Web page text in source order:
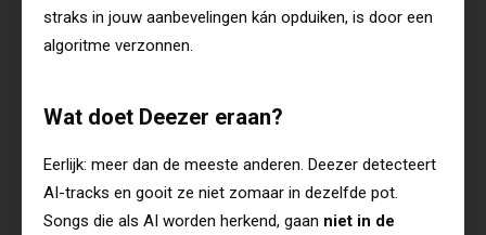
straks in jouw aanbevelingen kán opduiken, is door een
algoritme verzonnen.
Wat doet Deezer eraan?
Eerlijk: meer dan de meeste anderen. Deezer detecteert
AI-tracks en gooit ze niet zomaar in dezelfde pot.
Songs die als AI worden herkend, gaan niet in de